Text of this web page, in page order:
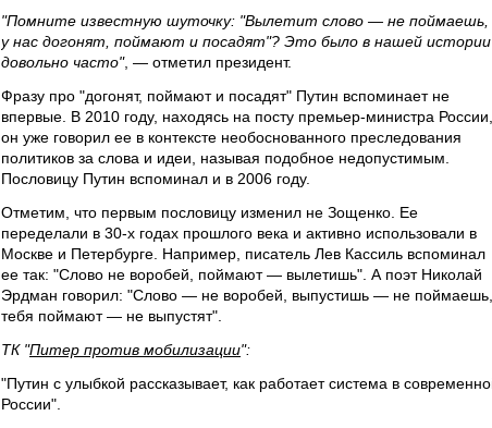
"Помните известную шуточку: "Вылетит слово — не поймаешь,
у нас догонят, поймают и посадят"? Это было в нашей
довольно часто", — отметил президент.
Фразу про "догонят, поймают и посадят" Путин вспоминает не
впервые. В 2010 году, находясь на посту премьер-министра России,
он уже говорил ее в контексте необоснованного преследования
политиков за слова и идеи, называя подобное недопустимым.
Пословицу Путин вспоминал и в 2006 году.
Отметим, что первым пословицу изменил не Зощенко. Ее
переделали в 30-х годах прошлого века и активно использовали в
Москве и Петербурге. Например, писатель Лев Кассиль вспоминал
ее так: "Слово не воробей, поймают — вылетишь". А поэт Николай
Эрдман говорил: "Слово — не воробей, выпустишь — не поймаешь,
тебя поймают — не выпустят".
ТК "Питер против мобилизации":
"Путин с улыбкой рассказывает, как работает система в
России".